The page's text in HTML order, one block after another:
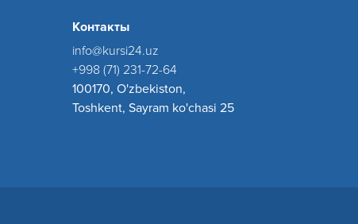
Контакты
info@kursi24.uz
+998 (71) 231-72-64
100170, O'zbekiston,
Toshkent, Sayram ko'chasi 25